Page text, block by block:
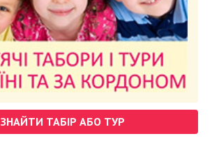
ЗНАЙТИ ТАБІР АБО ТУР